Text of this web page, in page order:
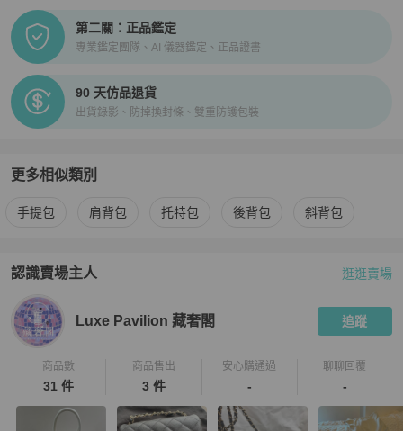
第二關：正品鑑定
專業鑑定團隊、AI 儀器鑑定、正品證書
90 天仿品退貨
出貨錄影、防掉換封條、雙重防護包裝
更多相似類別
更多Hermès 女包相似商品推薦
手提包 肩背包 托特包 後背包 斜背包
認識賣場主人
PopChill 拍拍圈嚴選賣家
逛逛賣場
Luxe Pavilion 藏奢閣 追蹤
商品數
31 件
商品售出
3 件
安心購通過
-
聊聊回覆
-